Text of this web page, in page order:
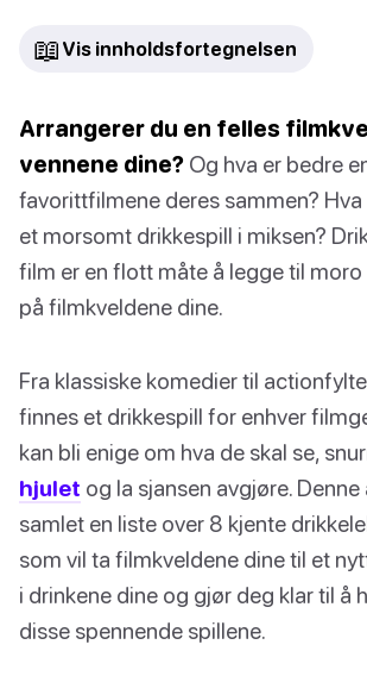
📖 Vis innholdsfortegnelsen
Arrangerer du en felles
vennene dine? Og hva er bedre
favorittfilmene deres sammen?
et morsomt drikkespill i miksen?
film er en flott måte å legge til
på filmkveldene dine.
Fra klassiske komedier til
finnes et drikkespill for enhver
kan bli enige om hva de skal se,
hjulet og la sjansen avgjøre.
samlet en liste over 8 kjente
som vil ta filmkveldene dine til et
i drinkene dine og gjør deg klar til å
disse spennende spillene.